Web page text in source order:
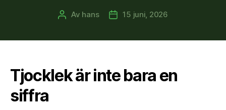
Inläggsförfattare
Av hans Inläggsdatum
15 juni, 2026
Tjocklek är inte bara en
siffra